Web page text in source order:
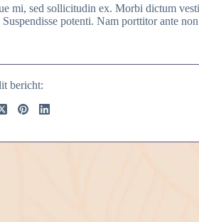
mi, sed sollicitudin ex. Morbi dictum
potenti. Nam porttitor ante
bericht: